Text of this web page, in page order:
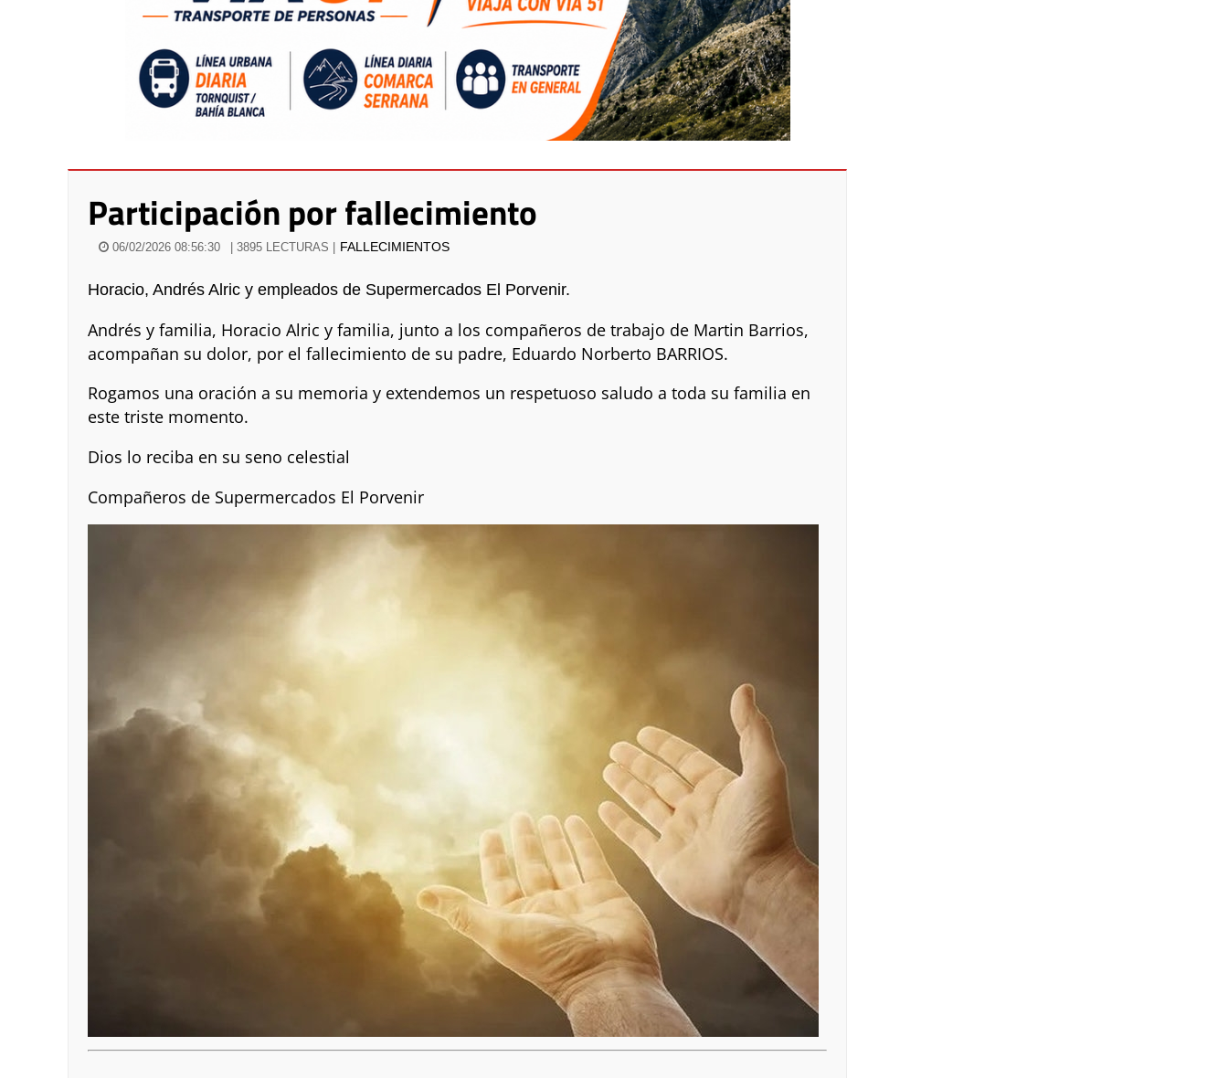
Participación por fallecimiento
06/02/2026 08:56:30 | 3895 LECTURAS | FALLECIMIENTOS
Horacio, Andrés Alric y empleados de Supermercados El Porvenir.
Andrés y familia, Horacio Alric y familia, junto a los compañeros de trabajo de Martin Barrios,
acompañan su dolor, por el fallecimiento de su padre, Eduardo Norberto BARRIOS.
Rogamos una oración a su memoria y extendemos un respetuoso saludo a toda su familia en
este triste momento.
Dios lo reciba en su seno celestial
Compañeros de Supermercados El Porvenir